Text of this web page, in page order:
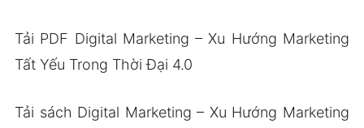
Tải PDF Digital Marketing – Xu Hướng Marketing
Tất Yếu Trong Thời Đại 4.0
Tải sách Digital Marketing – Xu Hướng Marketing